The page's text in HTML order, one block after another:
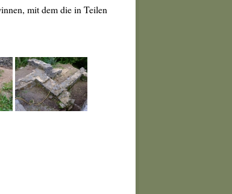
mit dem die in Teilen